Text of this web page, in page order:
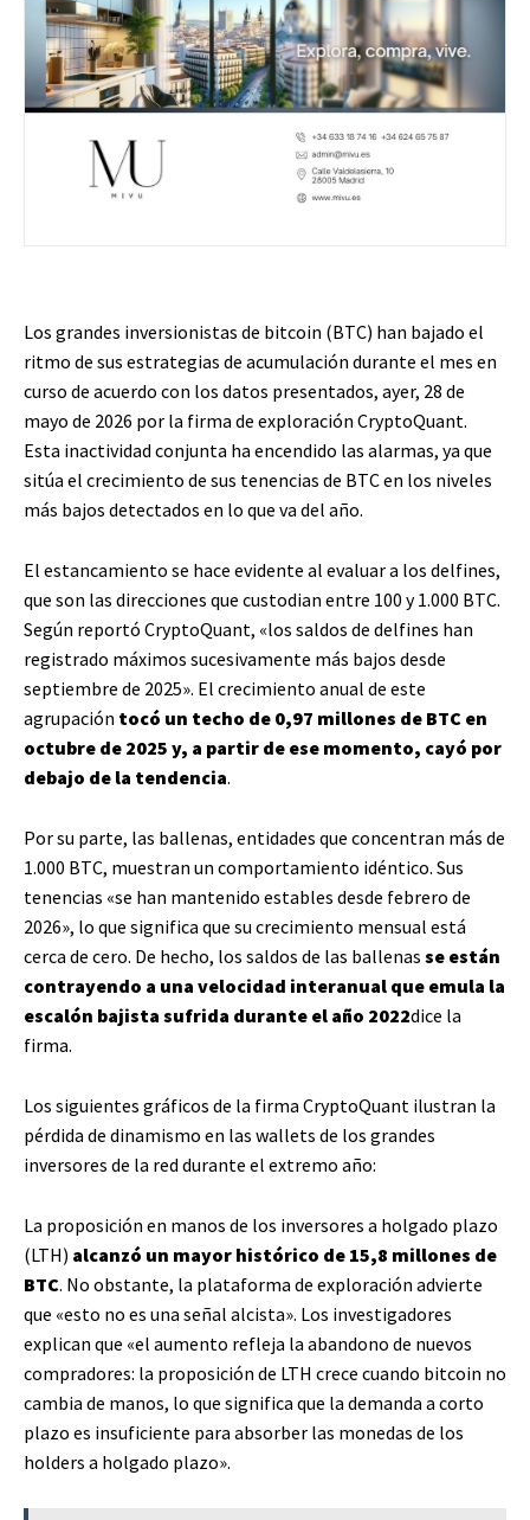
Los grandes inversionistas de bitcoin (BTC) han bajado el
ritmo de sus estrategias de acumulación durante el mes en
curso de acuerdo con los datos presentados, ayer, 28 de
mayo de 2026 por la firma de exploración CryptoQuant.
Esta inactividad conjunta ha encendido las alarmas, ya que
sitúa el crecimiento de sus tenencias de BTC en los niveles
más bajos detectados en lo que va del año.
El estancamiento se hace evidente al evaluar a los delfines,
que son las direcciones que custodian entre 100 y 1.000 BTC.
Según reportó CryptoQuant, «los saldos de delfines han
registrado máximos sucesivamente más bajos desde
septiembre de 2025». El crecimiento anual de este
agrupación tocó un techo de 0,97 millones de BTC en
octubre de 2025 y, a partir de ese momento, cayó por
debajo de la tendencia.
Por su parte, las ballenas, entidades que concentran más de
1.000 BTC, muestran un comportamiento idéntico. Sus
tenencias «se han mantenido estables desde febrero de
2026», lo que significa que su crecimiento mensual está
cerca de cero. De hecho, los saldos de las ballenas se están
contrayendo a una velocidad interanual que emula la
escalón bajista sufrida durante el año 2022dice la
firma.
Los siguientes gráficos de la firma CryptoQuant ilustran la
pérdida de dinamismo en las wallets de los grandes
inversores de la red durante el extremo año:
La proposición en manos de los inversores a holgado plazo
(LTH) alcanzó un mayor histórico de 15,8 millones de
BTC. No obstante, la plataforma de exploración advierte
que «esto no es una señal alcista». Los investigadores
explican que «el aumento refleja la abandono de nuevos
compradores: la proposición de LTH crece cuando bitcoin no
cambia de manos, lo que significa que la demanda a corto
plazo es insuficiente para absorber las monedas de los
holders a holgado plazo».